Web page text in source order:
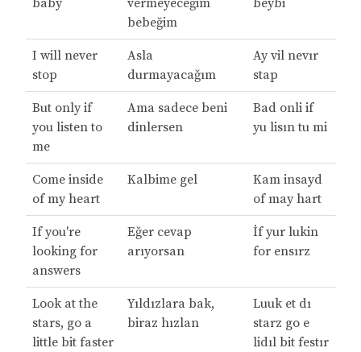
baby
vermeyeceğim
bebeğim
beybi
I will never
stop
Asla
durmayacağım
Ay vil nevır
stap
But only if
you listen to
me
Ama sadece beni
dinlersen
Bad onli if
yu lisın tu mi
Come inside
of my heart
Kalbime gel
Kam insayd
of may hart
If you're
looking for
answers
Eğer cevap
arıyorsan
İf yur lukin
for ensırz
Look at the
stars, go a
little bit faster
Yıldızlara bak,
biraz hızlan
Luuk et dı
starz go e
lidıl bit festır